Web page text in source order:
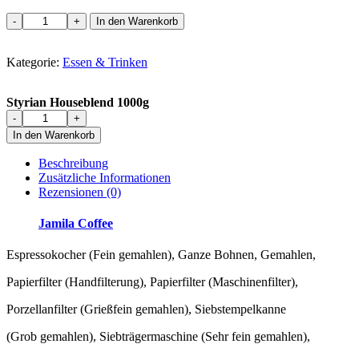
Styrian
Houseblend
Menge
- + In den Warenkorb
Kategorie: Essen & Trinken
Styrian Houseblend 1000g
Styrian
Houseblend
1000g
Menge
-
+
In den Warenkorb
Beschreibung
Zusätzliche Informationen
Rezensionen (0)
Jamila Coffee
Espressokocher (Fein gemahlen), Ganze Bohnen, Gemahlen,
Papierfilter (Handfilterung), Papierfilter (Maschinenfilter),
Porzellanfilter (Grießfein gemahlen), Siebstempelkanne
(Grob gemahlen), Siebträgermaschine (Sehr fein gemahlen),